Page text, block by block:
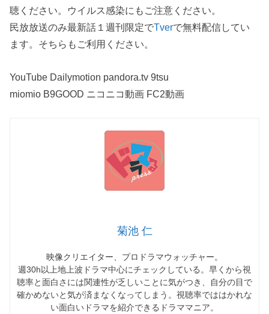
聴ください。ウイルス感染にもご注意ください。
民放放送のみ最新話１週刊限定でTverで無料配信してい
ます。そちらもご利用ください。
YouTube Dailymotion pandora.tv 9tsu
miomio B9GOOD ニコニコ動画 FC2動画
菊池 仁
映像クリエイター、プロドラマウォッチャー。
週30h以上地上波ドラマ中心にチェックしている。早くから視
聴率と面白さには関連性が乏しいことに気がつき、自分の目で
確かめないと気が済まなくなってしまう。視聴率でははかれな
い面白いドラマを紹介できるドラママニア。